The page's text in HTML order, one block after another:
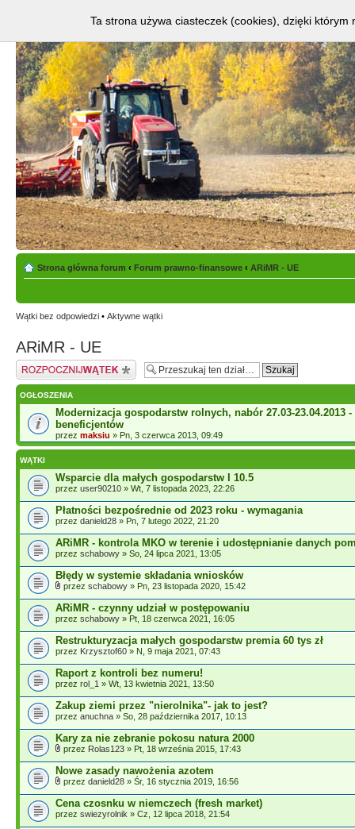
Strona główna forum ‹ Forum prawno-finansowe ‹ ARiMR - UE
Wątki bez odpowiedzi • Aktywne wątki
ARiMR - UE
Napisz wątek
OGŁOSZENIA
Modernizacja gospodarstw rolnych, nabór 27.03-23.04.2013
beneficjentów
przez maksiu » Pn, 3 czerwca 2013, 09:49
WĄTKI
Wsparcie dla małych gospodarstw I 10.5
przez user90210 » Wt, 7 listopada 2023, 22:26
Płatności bezpośrednie od 2023 roku - wymagania
przez danield28 » Pn, 7 lutego 2022, 21:20
ARiMR - kontrola MKO w terenie i udostępnianie danych
przez schabowy » So, 24 lipca 2021, 13:05
Błędy w systemie składania wniosków
przez schabowy » Pn, 23 listopada 2020, 15:42
ARiMR - czynny udział w postępowaniu
przez schabowy » Pt, 18 czerwca 2021, 16:05
Restrukturyzacja małych gospodarstw premia 60 tys zł
przez Krzysztof60 » N, 9 maja 2021, 07:43
Raport z kontroli bez numeru!
przez rol_1 » Wt, 13 kwietnia 2021, 13:50
Zakup ziemi przez "nierolnika"- jak to jest?
przez anuchna » So, 28 października 2017, 10:13
Kary za nie zebranie pokosu natura 2000
przez Rolas123 » Pt, 18 września 2015, 17:43
Nowe zasady nawożenia azotem
przez danield28 » Śr, 16 stycznia 2019, 16:56
Cena czosnku w niemczech (fresh market)
przez swiezyrolnik » Cz, 12 lipca 2018, 21:54
Ta strona używa ciasteczek (cookies), dzięki którym